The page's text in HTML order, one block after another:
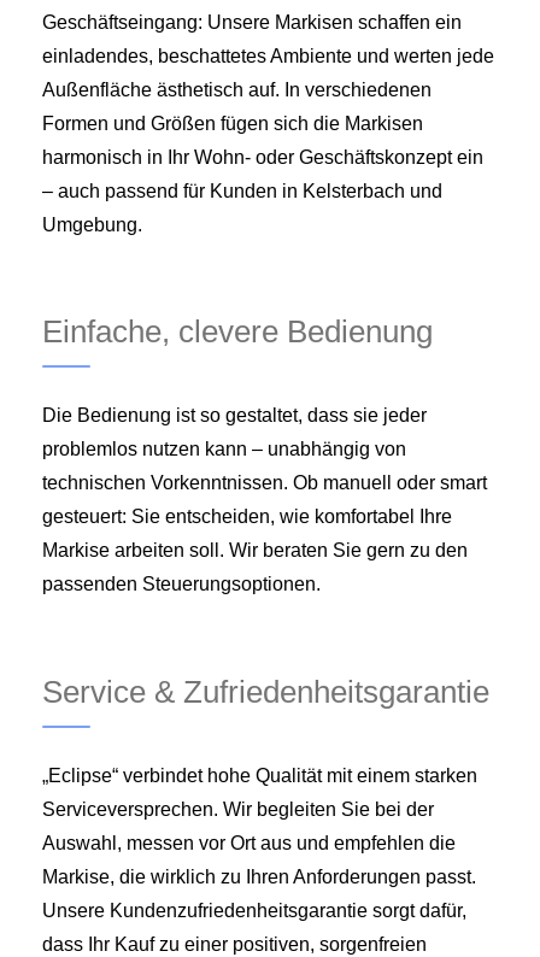
Geschäftseingang: Unsere Markisen schaffen ein
einladendes, beschattetes Ambiente und werten jede
Außenfläche ästhetisch auf. In verschiedenen
Formen und Größen fügen sich die Markisen
harmonisch in Ihr Wohn- oder Geschäftskonzept ein
– auch passend für Kunden in Kelsterbach und
Umgebung.
Einfache, clevere Bedienung
Die Bedienung ist so gestaltet, dass sie jeder
problemlos nutzen kann – unabhängig von
technischen Vorkenntnissen. Ob manuell oder smart
gesteuert: Sie entscheiden, wie komfortabel Ihre
Markise arbeiten soll. Wir beraten Sie gern zu den
passenden Steuerungsoptionen.
Service & Zufriedenheitsgarantie
„Eclipse“ verbindet hohe Qualität mit einem starken
Serviceversprechen. Wir begleiten Sie bei der
Auswahl, messen vor Ort aus und empfehlen die
Markise, die wirklich zu Ihren Anforderungen passt.
Unsere Kundenzufriedenheitsgarantie sorgt dafür,
dass Ihr Kauf zu einer positiven, sorgenfreien